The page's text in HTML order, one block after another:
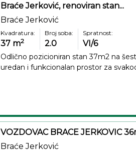
Braće Jerković, renoviran stan...
Braće Jerković
Kvadratura:
37 m2
Broj soba:
2.0
Spratnost:
VI/6
Odlično pozicioniran stan 37m2 na
uredan i funkcionalan prostor za
VOZDOVAC BRACE JERKOVIC
Braće Jerković